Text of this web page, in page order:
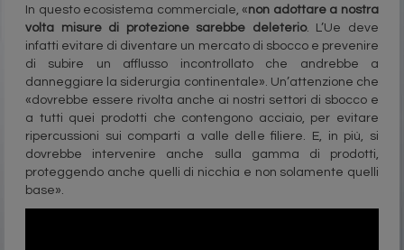
In questo ecosistema commerciale, «non adottare a nostra
volta misure di protezione sarebbe deleterio. L’Ue deve
infatti evitare di diventare un mercato di sbocco e prevenire
di subire un afflusso incontrollato che andrebbe a
danneggiare la siderurgia continentale». Un’attenzione che
«dovrebbe essere rivolta anche ai nostri settori di sbocco e
a tutti quei prodotti che contengono acciaio, per evitare
ripercussioni sui comparti a valle delle filiere. E, in più, si
dovrebbe intervenire anche sulla gamma di prodotti,
proteggendo anche quelli di nicchia e non solamente quelli
base».